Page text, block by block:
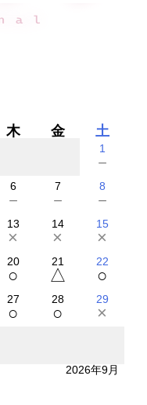
木 金 土
1
－
6
－
7
－
8
－
13
×
14
×
15
×
20
○
21
△
22
○
27
○
28
○
29
×
2026年9月